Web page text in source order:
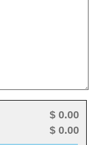
$ 0.00
$ 0.00